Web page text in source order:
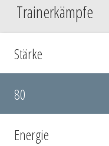
Trainerkämpfe
Stärke
80
Energie